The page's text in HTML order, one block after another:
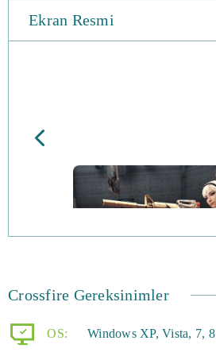
Ekran Resmi
Crossfire Gereksinimler
OS: Windows XP, Vista, 7, 8